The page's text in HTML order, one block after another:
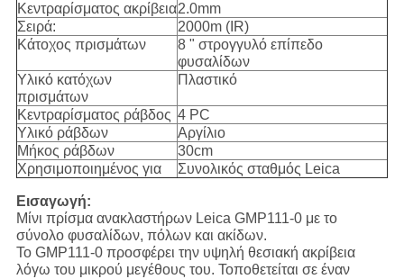
Κεντραρίσματος ακρίβεια2.0mm
Σειρά:
2000m (IR)
Κάτοχος πρισμάτων
8 " στρογγυλό επίπεδο
φυσαλίδων
Υλικό κατόχων
πρισμάτων
Πλαστικό
Κεντραρίσματος ράβδος 4 PC
Υλικό ράβδων
Αργίλιο
Μήκος ράβδων
30cm
Χρησιμοποιημένος για
Συνολικός σταθμός Leica
Εισαγωγή:
Μίνι πρίσμα ανακλαστήρων Leica GMP111-0 με το
σύνολο φυσαλίδων, πόλων και ακίδων.
Το GMP111-0 προσφέρει την υψηλή θεσιακή ακρίβεια
λόγω του μικρού μεγέθους του. Τοποθετείται σε έναν